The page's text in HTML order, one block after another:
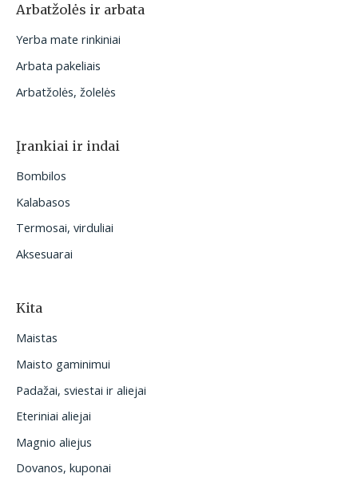
Arbatžolės ir arbata
Yerba mate rinkiniai
Arbata pakeliais
Arbatžolės, žolelės
Įrankiai ir indai
Bombilos
Kalabasos
Termosai, virduliai
Aksesuarai
Kita
Maistas
Maisto gaminimui
Padažai, sviestai ir aliejai
Eteriniai aliejai
Magnio aliejus
Dovanos, kuponai